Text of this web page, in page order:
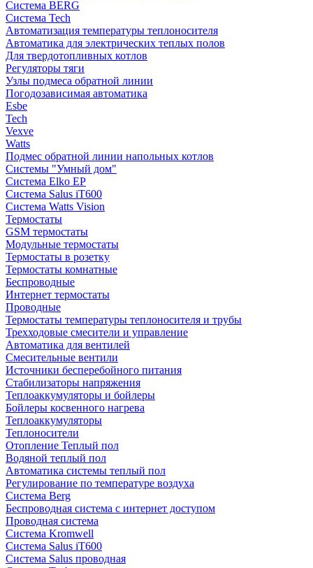
Система BERG
Система Tech
Автоматизация температуры теплоносителя
Автоматика для электрических теплых полов
Для твердотопливных котлов
Регуляторы тяги
Узлы подмеса обратной линии
Погодозависимая автоматика
Esbe
Tech
Vexve
Watts
Подмес обратной линии напольных котлов
Системы "Умный дом"
Система Elko EP
Система Salus iT600
Система Watts Vision
Термостаты
GSM термостаты
Модульные термостаты
Термостаты в розетку
Термостаты комнатные
Беспроводные
Интернет термостаты
Проводные
Термостаты температуры теплоносителя и трубы
Трехходовые смесители и управление
Автоматика для вентилей
Смесительные вентили
Источники бесперебойного питания
Стабилизаторы напряжения
Теплоаккумуляторы и бойлеры
Бойлеры косвенного нагрева
Теплоаккумуляторы
Теплоносители
Отопление Теплый пол
Водяной теплый пол
Автоматика системы теплый пол
Регулирование по температуре воздуха
Система Berg
Беспроводная система с интернет доступом
Проводная система
Система Kromwell
Система Salus iT600
Система Salus проводная